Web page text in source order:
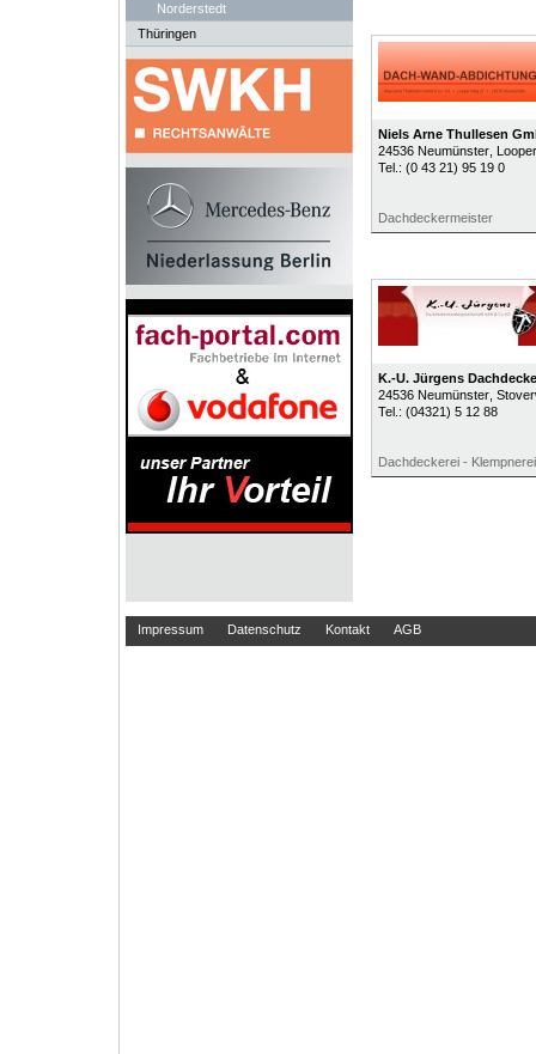
Norderstedt
Thüringen
Niels Arne Thullesen
24536 Neumünster,
Tel.: (0 43 21) 95 19 0
Dachdeckermeister
K.-U. Jürgens
24536 Neumünster,
Tel.: (04321) 5 12 88
Dachdeckerei -
Impressum Datenschutz Kontakt AGB